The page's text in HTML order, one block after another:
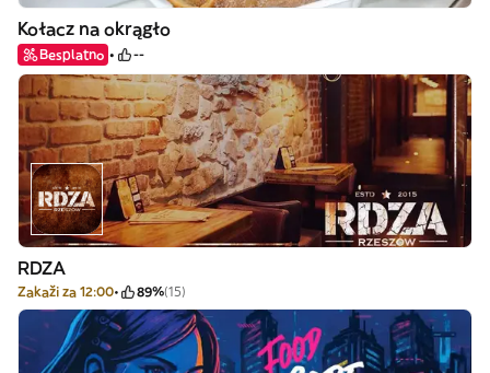
Kołacz na okrągło
Besplatno --
RDZA
Zakaži za 12:00 89%(15)